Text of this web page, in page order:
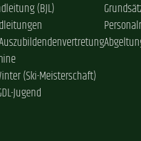
(BJL)
(Ski-Meisterschaft)
Jugend